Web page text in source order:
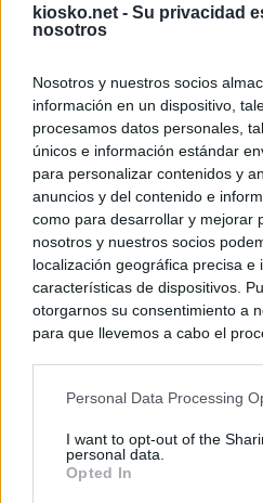
kiosko.net - Su privacidad
nosotros
Nosotros y nuestros socios
información en un dispositivo,
procesamos datos personales,
únicos e información estándar
para personalizar contenidos y
anuncios y del contenido e
como para desarrollar y mejorar
nosotros y nuestros socios
localización geográfica precisa e
características de dispositivos.
otorgarnos su consentimiento a
para que llevemos a cabo el
negar su consentimiento. Tenga
de su consentimiento, pero
rechazar tal procesamiento. Sus
Personal Data Processing
I want to opt-out of the
personal data.
Opted In